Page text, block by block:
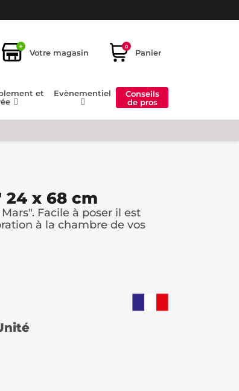
+
Votre magasin
0
Panier
et
Evènementiel
Conseils
de pros
24 x 68 cm
Facile à poser il est
à la chambre de vos